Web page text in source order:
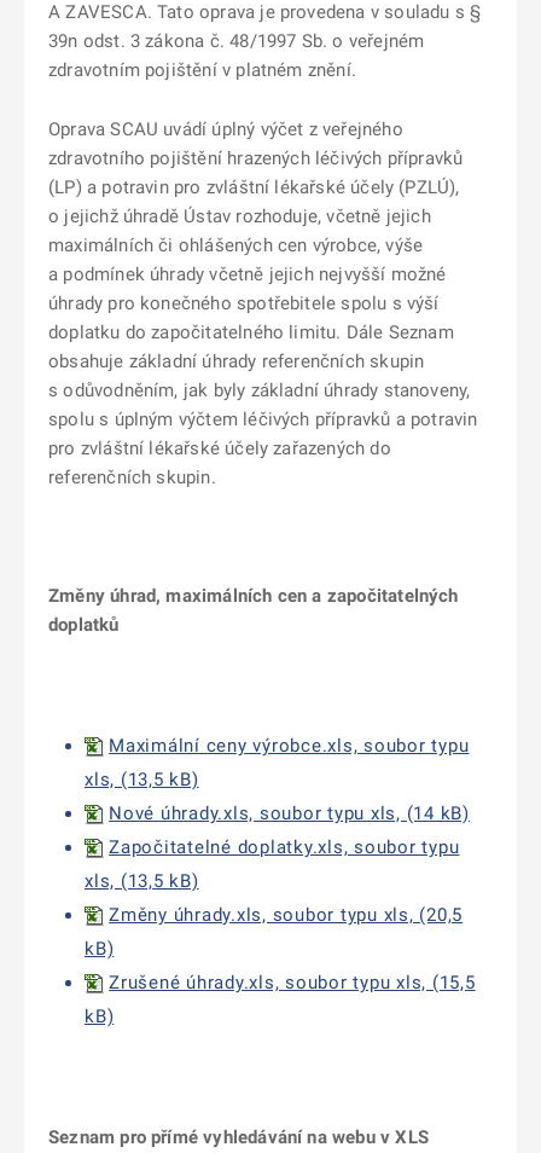
A ZAVESCA. Tato oprava je provedena v souladu s §
39n odst. 3 zákona č. 48/1997 Sb. o veřejném
zdravotním pojištění v platném znění.
Oprava SCAU uvádí úplný výčet z veřejného
zdravotního pojištění hrazených léčivých přípravků
(LP) a potravin pro zvláštní lékařské účely (PZLÚ),
o jejichž úhradě Ústav rozhoduje, včetně jejich
maximálních či ohlášených cen výrobce, výše
a podmínek úhrady včetně jejich nejvyšší možné
úhrady pro konečného spotřebitele spolu s výší
doplatku do započitatelného limitu. Dále Seznam
obsahuje základní úhrady referenčních skupin
s odůvodněním, jak byly základní úhrady stanoveny,
spolu s úplným výčtem léčivých přípravků a potravin
pro zvláštní lékařské účely zařazených do
referenčních skupin.
Změny úhrad, maximálních cen a započitatelných
doplatků
Maximální ceny výrobce.xls, soubor typu
xls, (13,5 kB)
Nové úhrady.xls, soubor typu xls, (14 kB)
Započitatelné doplatky.xls, soubor typu
xls, (13,5 kB)
Změny úhrady.xls, soubor typu xls, (20,5
kB)
Zrušené úhrady.xls, soubor typu xls, (15,5
kB)
Seznam pro přímé vyhledávání na webu v XLS